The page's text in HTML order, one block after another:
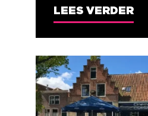
LEES VERDER